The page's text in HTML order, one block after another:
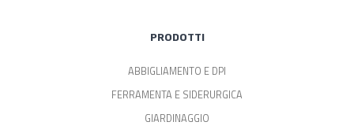
PRODOTTI
ABBIGLIAMENTO E DPI
FERRAMENTA E SIDERURGICA
GIARDINAGGIO